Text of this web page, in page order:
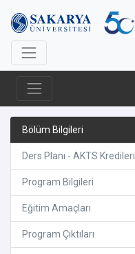
Bölüm Bilgileri
Ders Planı - AKTS Kredileri
Program Bilgileri
Eğitim Amaçları
Program Çıktıları